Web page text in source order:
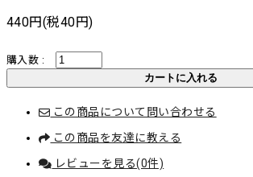
440円(税40円)
購入数 :
この商品について問い合わせる
この商品を友達に教える
レビューを見る(0件)